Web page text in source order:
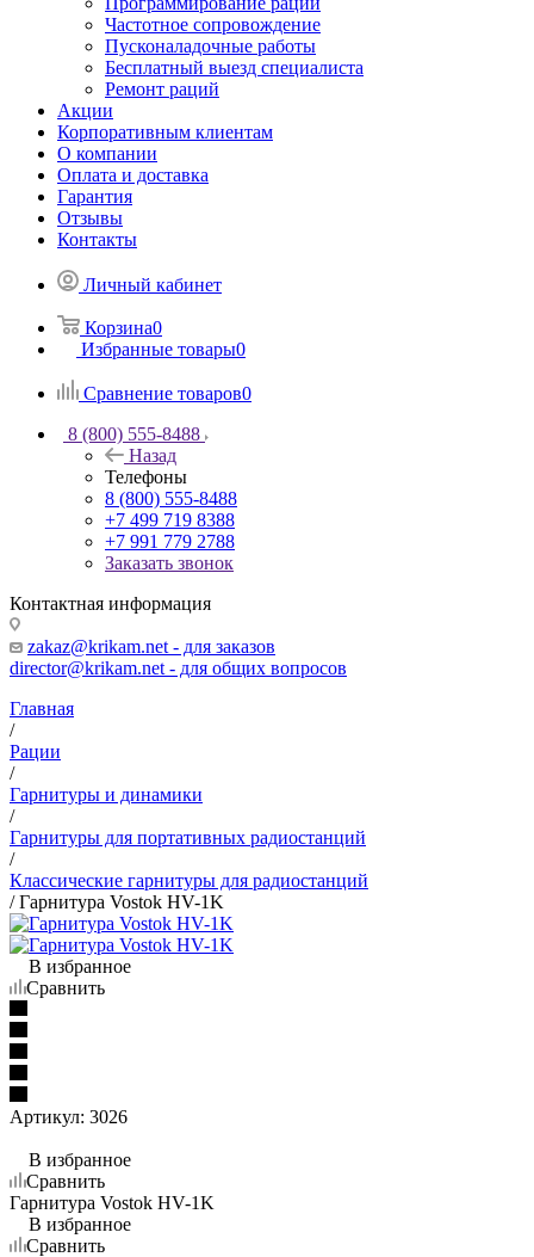
Частотное сопровождение
Пусконаладочные работы
Бесплатный выезд специалиста
Ремонт раций
Акции
Корпоративным клиентам
О компании
Оплата и доставка
Гарантия
Отзывы
Контакты
Личный кабинет
Корзина0
Избранные товары0
Сравнение товаров0
8 (800) 555-8488
Назад
Телефоны
8 (800) 555-8488
+7 499 719 8388
+7 991 779 2788
Заказать звонок
Контактная информация
zakaz@krikam.net - для заказов
director@krikam.net - для общих вопросов
Главная
/
Рации
/
Гарнитуры и динамики
/
Гарнитуры для портативных радиостанций
/
Классические гарнитуры для радиостанций
/Гарнитура Vostok HV-1K
В избранное
Сравнить
Артикул: 3026
В избранное
Сравнить
Гарнитура Vostok HV-1K
В избранное
Сравнить